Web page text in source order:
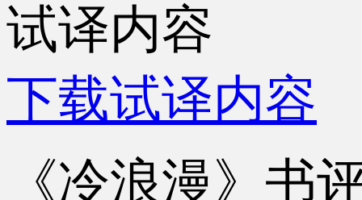
试译内容
下载试译内容
《冷浪漫》书